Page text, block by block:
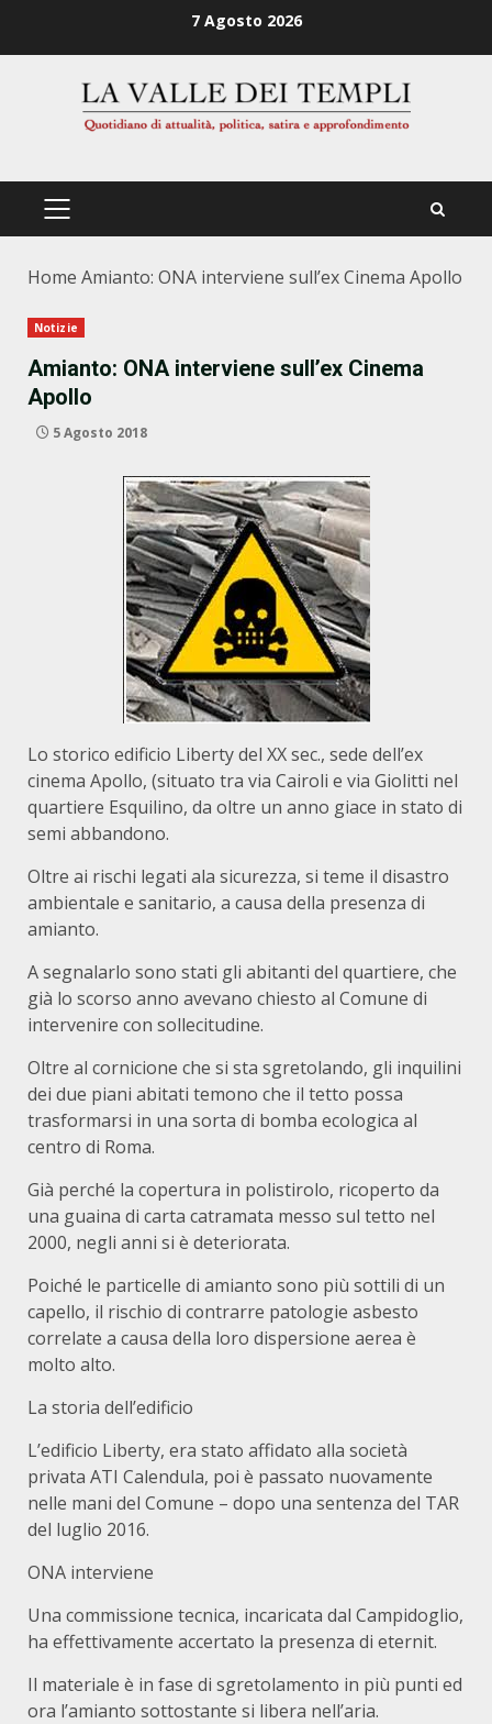
7 Agosto 2026
PRIMÄRES
Home Amianto: ONA interviene sull’ex Cinema Apollo
Notizie
Amianto: ONA interviene sull’ex Cinema
Apollo
5 Agosto 2018
Lo storico edificio Liberty del XX sec., sede dell’ex
cinema Apollo, (situato tra via Cairoli e via Giolitti nel
quartiere Esquilino, da oltre un anno giace in stato di
semi abbandono.
Oltre ai rischi legati ala sicurezza, si teme il disastro
ambientale e sanitario, a causa della presenza di
amianto.
A segnalarlo sono stati gli abitanti del quartiere, che
già lo scorso anno avevano chiesto al Comune di
intervenire con sollecitudine.
Oltre al cornicione che si sta sgretolando, gli inquilini
dei due piani abitati temono che il tetto possa
trasformarsi in una sorta di bomba ecologica al
centro di Roma.
Già perché la copertura in polistirolo, ricoperto da
una guaina di carta catramata messo sul tetto nel
2000, negli anni si è deteriorata.
Poiché le particelle di amianto sono più sottili di un
capello, il rischio di contrarre patologie asbesto
correlate a causa della loro dispersione aerea è
molto alto.
La storia dell’edificio
L’edificio Liberty, era stato affidato alla società
privata ATI Calendula, poi è passato nuovamente
nelle mani del Comune – dopo una sentenza del TAR
del luglio 2016.
ONA interviene
Una commissione tecnica, incaricata dal Campidoglio,
ha effettivamente accertato la presenza di eternit.
Il materiale è in fase di sgretolamento in più punti ed
ora l’amianto sottostante si libera nell’aria.